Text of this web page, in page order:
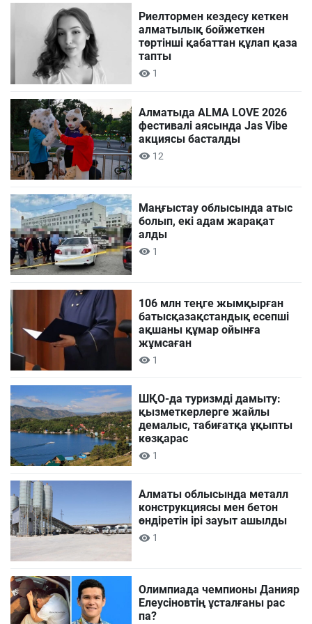
Риелтормен кездесу кеткен
алматылық бойжеткен
төртінші қабаттан құлап қаза
тапты
1
Алматыда ALMA LOVE 2026
фестивалі аясында Jas Vibe
акциясы басталды
12
Маңғыстау облысында атыс
болып, екі адам жарақат
алды
1
106 млн теңге жымқырған
батысқазақстандық есепші
ақшаны құмар ойынға
жұмсаған
1
ШҚО-да туризмді дамыту:
қызметкерлерге жайлы
демалыс, табиғатқа ұқыпты
көзқарас
1
Алматы облысында металл
конструкциясы мен бетон
өндіретін ірі зауыт ашылды
1
Олимпиада чемпионы Данияр
Елеусіновтің ұсталғаны рас
па?